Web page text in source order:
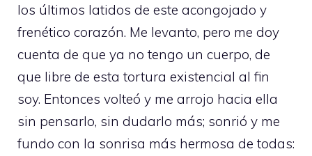
los últimos latidos de este acongojado y
frenético corazón. Me levanto, pero me doy
cuenta de que ya no tengo un cuerpo, de
que libre de esta tortura existencial al fin
soy. Entonces volteó y me arrojo hacia ella
sin pensarlo, sin dudarlo más; sonrió y me
fundo con la sonrisa más hermosa de todas: